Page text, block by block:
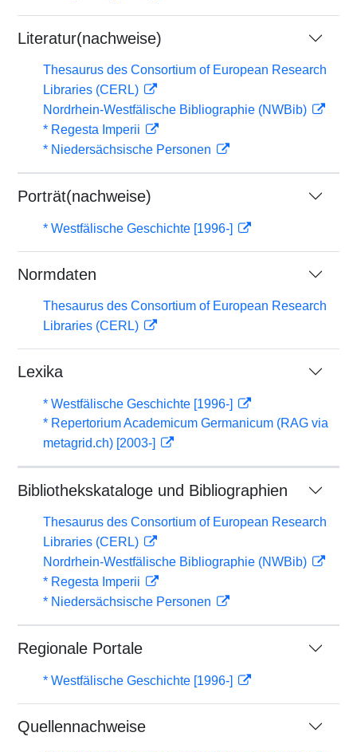
Literatur(nachweise)
Thesaurus des Consortium of European Research
Libraries (CERL)
Nordrhein-Westfälische Bibliographie (NWBib)
* Regesta Imperii
* Niedersächsische Personen
Porträt(nachweise)
* Westfälische Geschichte [1996-]
Normdaten
Thesaurus des Consortium of European Research
Libraries (CERL)
Lexika
* Westfälische Geschichte [1996-]
* Repertorium Academicum Germanicum (RAG via
metagrid.ch) [2003-]
Bibliothekskataloge und Bibliographien
Thesaurus des Consortium of European Research
Libraries (CERL)
Nordrhein-Westfälische Bibliographie (NWBib)
* Regesta Imperii
* Niedersächsische Personen
Regionale Portale
* Westfälische Geschichte [1996-]
Quellennachweise